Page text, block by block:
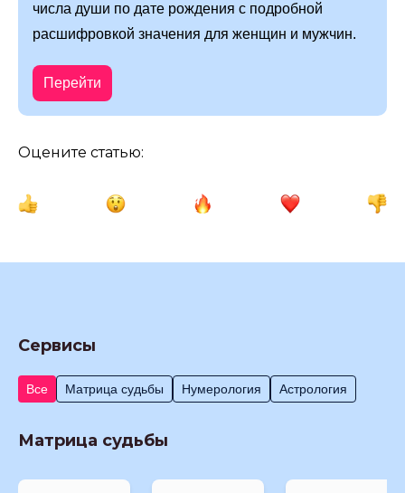
числа души по дате рождения с подробной
расшифровкой значения для женщин и мужчин.
Перейти
Оцените статью:
Сервисы
Все Матрица судьбы Нумерология Астрология
Матрица судьбы